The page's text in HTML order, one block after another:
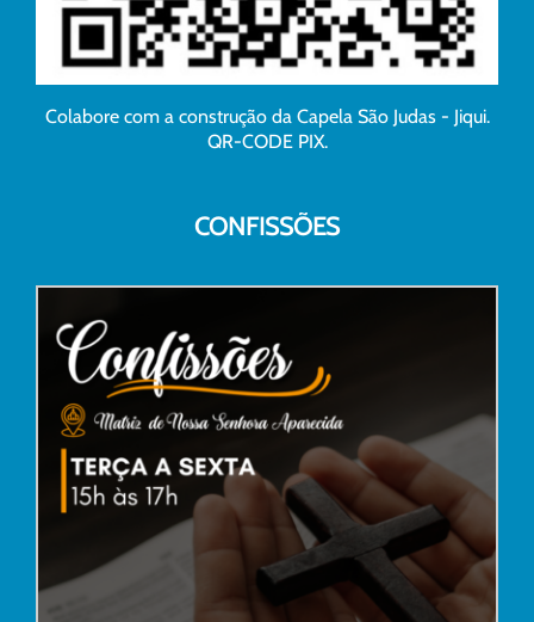
Colabore com a construção da Capela São Judas - Jiqui.
QR-CODE PIX.
CONFISSÕES